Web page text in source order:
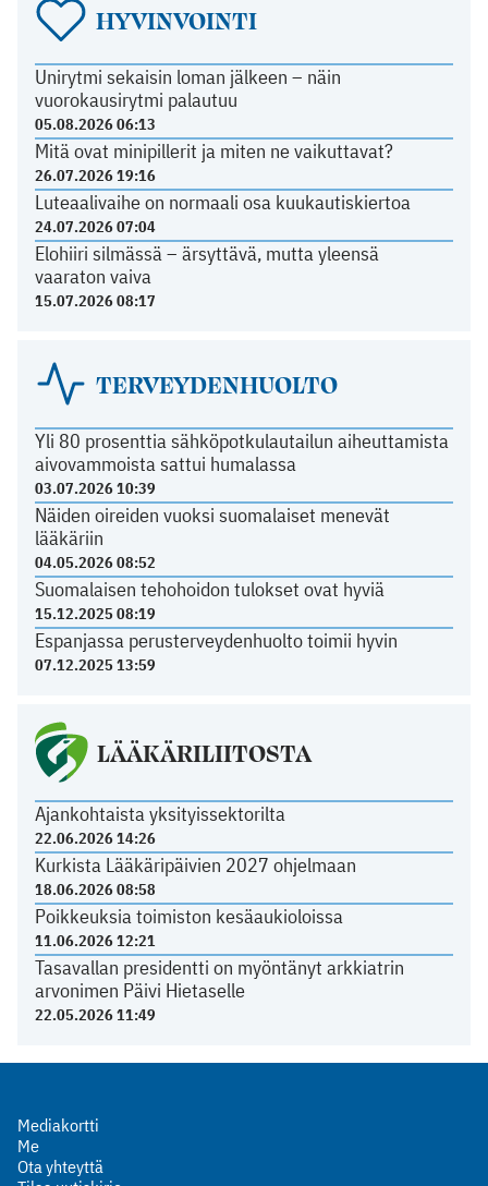
HYVINVOINTI
Unirytmi sekaisin loman jälkeen – näin
vuorokausirytmi palautuu
05.08.2026 06:13
Mitä ovat minipillerit ja miten ne vaikuttavat?
26.07.2026 19:16
Luteaalivaihe on normaali osa kuukautiskiertoa
24.07.2026 07:04
Elohiiri silmässä – ärsyttävä, mutta yleensä
vaaraton vaiva
15.07.2026 08:17
TERVEYDENHUOLTO
Yli 80 prosenttia sähköpotkulautailun aiheuttamista
aivovammoista sattui humalassa
03.07.2026 10:39
Näiden oireiden vuoksi suomalaiset menevät
lääkäriin
04.05.2026 08:52
Suomalaisen tehohoidon tulokset ovat hyviä
15.12.2025 08:19
Espanjassa perusterveydenhuolto toimii hyvin
07.12.2025 13:59
LÄÄKÄRILIITOSTA
Ajankohtaista yksityissektorilta
22.06.2026 14:26
Kurkista Lääkäripäivien 2027 ohjelmaan
18.06.2026 08:58
Poikkeuksia toimiston kesäaukioloissa
11.06.2026 12:21
Tasavallan presidentti on myöntänyt arkkiatrin
arvonimen Päivi Hietaselle
22.05.2026 11:49
Mediakortti
Me
Ota yhteyttä